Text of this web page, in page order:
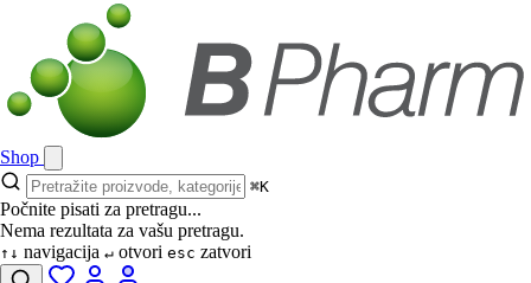
Shop
⌘K
Počnite pisati za pretragu...
Nema rezultata za vašu pretragu.
↑↓ navigacija ↵ otvori esc zatvori